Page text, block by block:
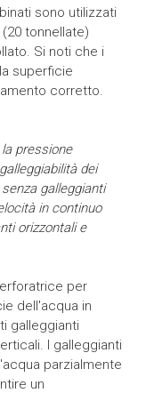
sono utilizzati
tonnellate)
Si noti che i
superficie
corretto.
pressione
galleggiabilità dei
galleggianti
in continuo
orizzontali e
per
dell'acqua in
galleggianti
I galleggianti
parzialmente
un